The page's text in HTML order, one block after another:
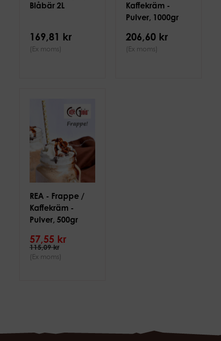
Blåbär 2L
169,81 kr
(Ex moms)
Kaffekräm -
Pulver, 1000gr
206,60 kr
(Ex moms)
REA - Frappe /
Kaffekräm -
Pulver, 500gr
57,55 kr
115,09 kr
(Ex moms)